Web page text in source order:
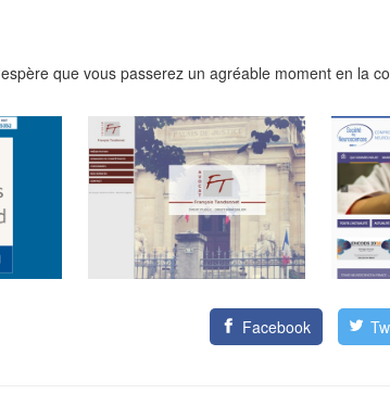
que vous passerez un agréable moment en la
Facebook